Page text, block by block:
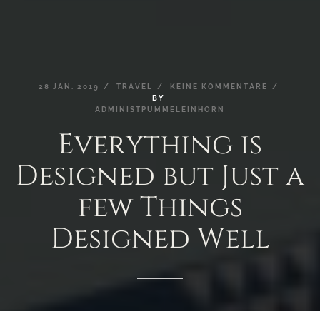
28 JAN. 2019 TRAVEL KEINE
KOMMENTARE
BY
ADMINISTPUMMELEINHORN
Everything is
Designed but Justa
fewThings
Designed Well